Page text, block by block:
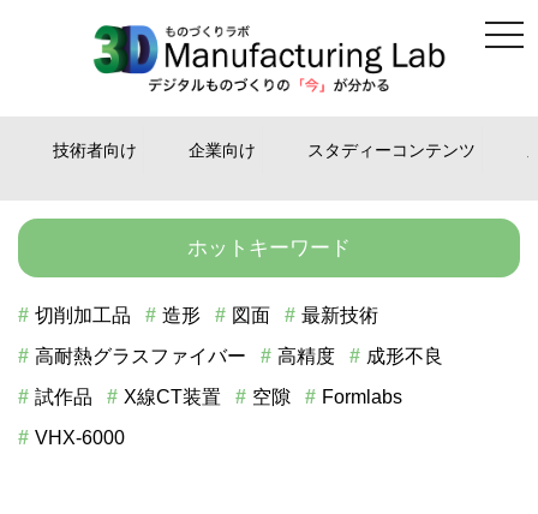
技術者向け 企業向け スタディーコンテンツ
ホットキーワード
切削加工品 造形 図面
最新技術
高耐熱グラスファイバー
高精度
成形不良
試作品
X線CT装置 空隙
Formlabs
VHX-6000